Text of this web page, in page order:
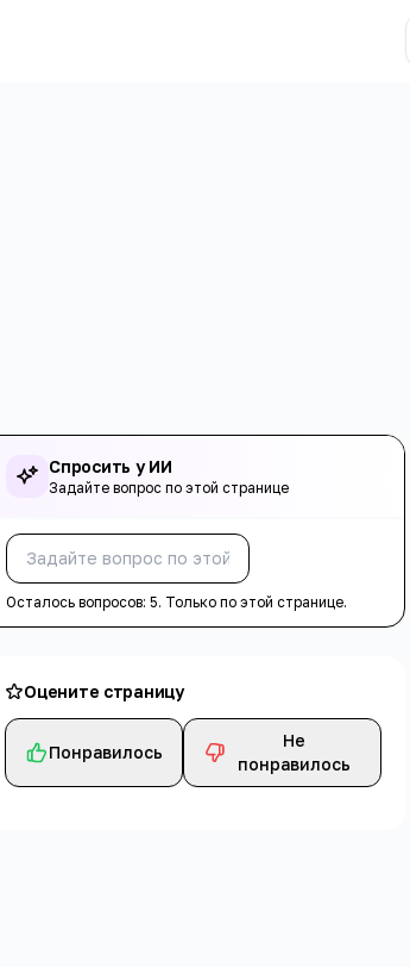
Спросить у ИИ
Задайте вопрос по этой странице
Осталось вопросов:5. Только по этой странице.
Оцените страницу
Понравилось
Не
понравилось